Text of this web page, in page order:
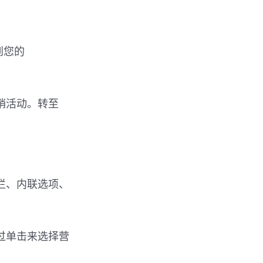
您的
活动。转至
内联选项、
单击来选择营